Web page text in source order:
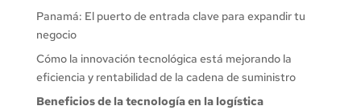
Panamá: El puerto de entrada clave para expandir tu
negocio
Cómo la innovación tecnológica está mejorando la
eficiencia y rentabilidad de la cadena de suministro
Beneficios de la tecnología en la logística